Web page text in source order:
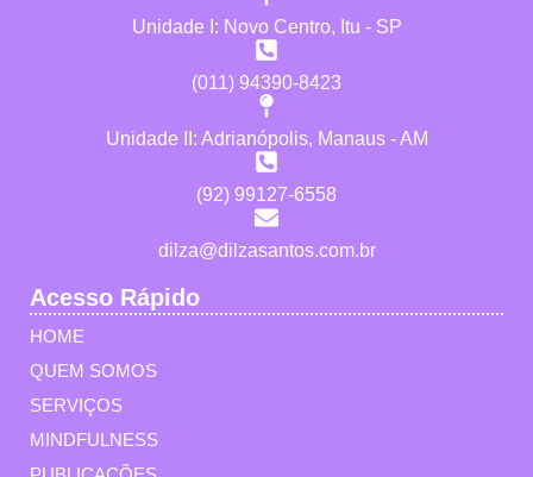
Unidade I: Novo Centro, Itu - SP
(011) 94390-8423
Unidade II: Adrianópolis, Manaus - AM
(92) 99127-6558
dilza@dilzasantos.com.br
Acesso Rápido
HOME
QUEM SOMOS
SERVIÇOS
MINDFULNESS